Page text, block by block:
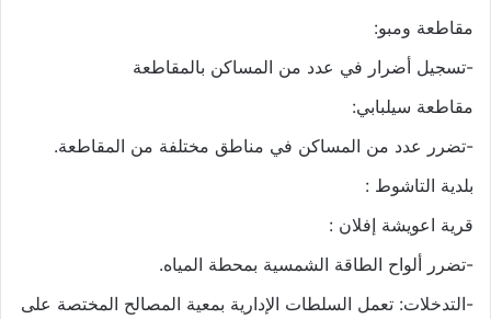
مقاطعة ومبو:
-تسجيل أضرار في عدد من المساكن بالمقاطعة
مقاطعة سيلبابي:
-تضرر عدد من المساكن في مناطق مختلفة من المقاطعة.
بلدية التاشوط :
قرية اعويشة إفلان :
-تضرر ألواح الطاقة الشمسية بمحطة المياه.
-التدخلات: تعمل السلطات الإدارية بمعية المصالح المختصة على